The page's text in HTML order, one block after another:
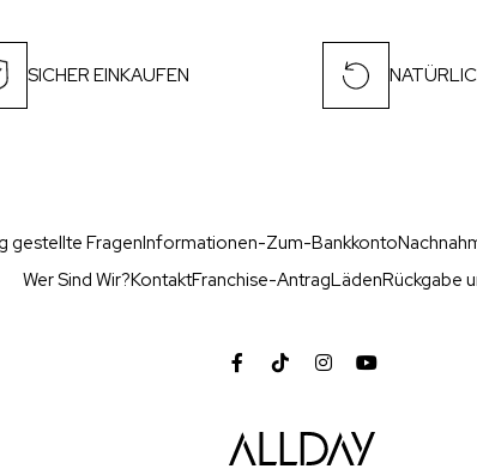
SICHER EINKAUFEN
gestellte FragenInformationen-Zum-Bankkonto
Wer Sind Wir?KontaktFranchise-AntragLädenRückgabe